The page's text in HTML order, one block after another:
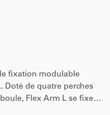
fixation modulable
Doté de quatre perches
Flex Arm L se fixe